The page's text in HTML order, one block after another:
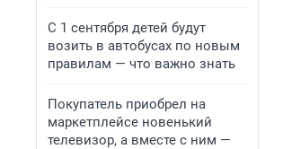
С 1 сентября детей будут
возить в автобусах по новым
правилам — что важно знать
Покупатель приобрел на
маркетплейсе новенький
телевизор, а вместе с ним —